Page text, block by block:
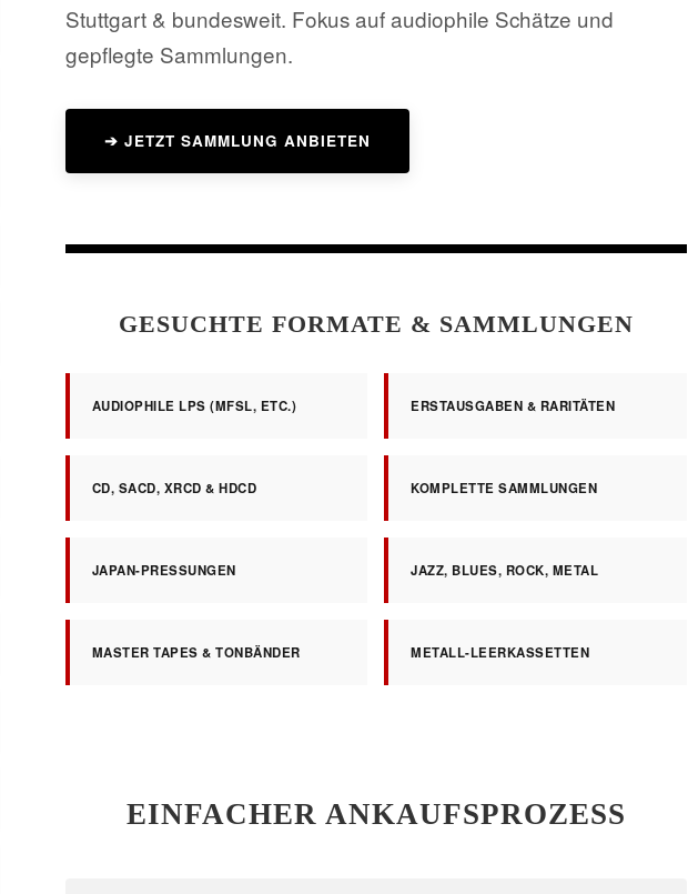
Stuttgart & bundesweit. Fokus auf audiophile Schätze und
gepflegte Sammlungen.
➔ JETZT SAMMLUNG ANBIETEN
GESUCHTE FORMATE & SAMMLUNGEN
AUDIOPHILE LPS (MFSL, ETC.) ERSTAUSGABEN & RARITÄTEN
CD, SACD, XRCD & HDCD KOMPLETTE SAMMLUNGEN
JAPAN-PRESSUNGEN JAZZ, BLUES, ROCK, METAL
MASTER TAPES & TONBÄNDER METALL-LEERKASSETTEN
EINFACHER ANKAUFSPROZESS